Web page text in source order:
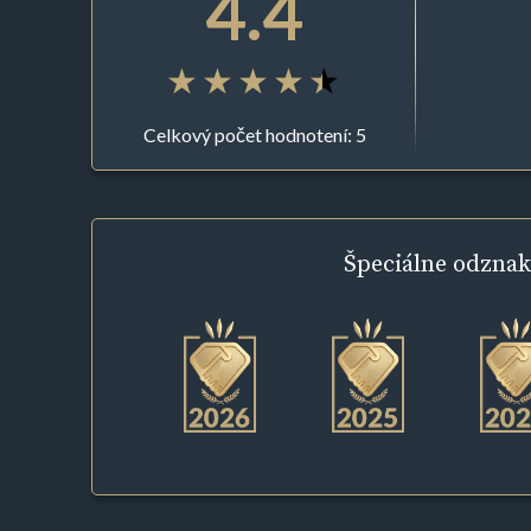
Celkový počet hodnotení: 5
Špeciálne